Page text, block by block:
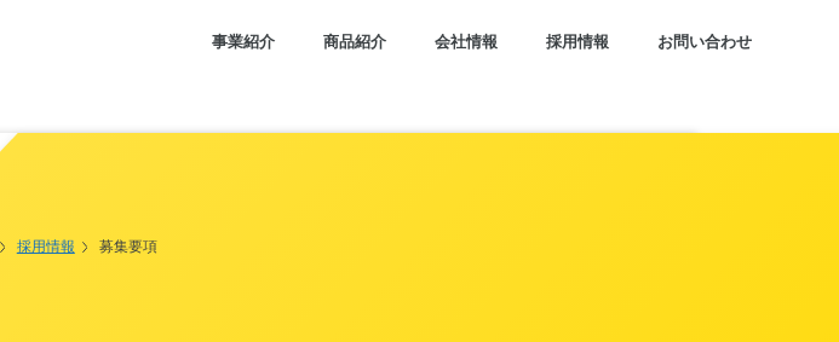
事業紹介 商品紹介 会社情報 採用情報 お問い合わせ
採用情報 募集要項